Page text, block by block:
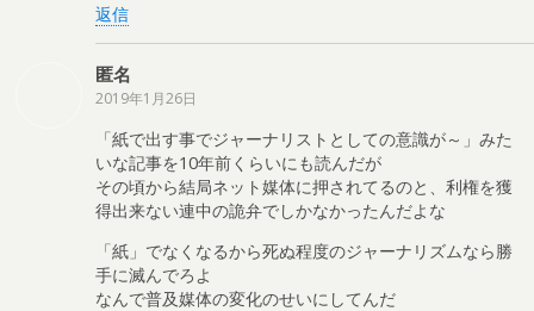
返信
匿名
2019年1月26日
「紙で出す事でジャーナリストとしての意識が～」みた
いな記事を10年前くらいにも読んだが
その頃から結局ネット媒体に押されてるのと、利権を獲
得出来ない連中の詭弁でしかなかったんだよな
「紙」でなくなるから死ぬ程度のジャーナリズムなら勝
手に滅んでろよ
なんで普及媒体の変化のせいにしてんだ